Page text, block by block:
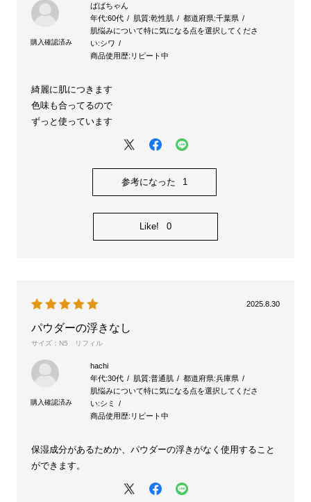
ばばちゃん
年代:60代 肌質:乾性肌 都道府県:千葉県
肌悩みについて特に気になる点を選択してくださ
い:シワ
商品使用歴: リピート中
綺麗に肌につきます
色味も合ってるので
ずっと使っています
参考になった 1
Like! 0
2025.8.30
パウダーの浮きなし
サイズ：N5 リフィル
hachi
年代:30代 肌質:普通肌 都道府県:兵庫県
肌悩みについて特に気になる点を選択してくださ
い:シミ
商品使用歴: リピート中
保湿成分があるためか、パウダーの浮きがなく使用すること
ができます。